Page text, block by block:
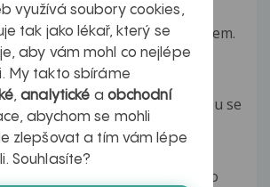
s usínáním
se na vás se svým problémem.
dobou...
(1 rok) má tik v očích. hýbou se
2mm jinak...
týden mě trápí cukání horního
využívá soubory cookies,
tak jako lékař, který se
aby vám mohl co nejlépe
My takto sbíráme
,analytické a obchodní
abychom se mohli
zlepšovat a tím vám lépe
Souhlasíte?